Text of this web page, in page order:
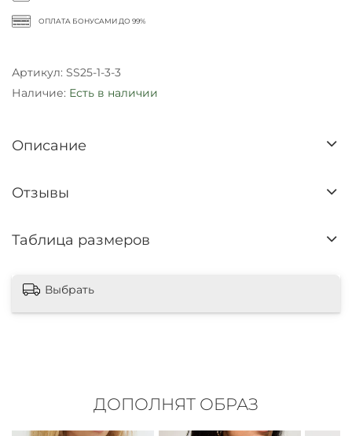
ОПЛАТА БОНУСАМИ ДО 99%
Артикул: SS25-1-3-3
Наличие: Есть в наличии
Описание
Отзывы
Таблица размеров
Выбрать
ДОПОЛНЯТ ОБРАЗ